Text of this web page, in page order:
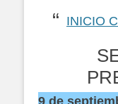
INICIO
9 de